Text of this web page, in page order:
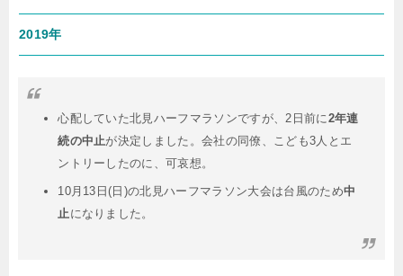
2019年
心配していた北見ハーフマラソンですが、2日前に 2年連
続の中止が決定しました。会社の同僚、こども3人とエ
ントリーしたのに、可哀想。
10月13日(日)の北見ハーフマラソン大会は台風のため中
止になりました。